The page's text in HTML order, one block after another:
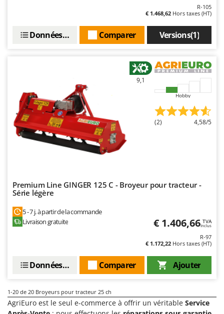
R-105
€ 1.468,62 Hors taxes (HT)
Versions(1)
Comparer
Données techniques
9,1
Hobby
(2) 4,58/5
Premium Line GINGER 125 C - Broyeur pour tracteur -
Série légère
5 - 7 j. à partir de la commande
Livraison gratuite
€ 1.406,66 TVA
Inclus
R-97
€ 1.172,22 Hors taxes (HT)
Ajouter
Comparer
Données techniques
1-20 de 20 Broyeurs pour tracteur 25 ch
AgriEuro est le seul e-commerce à offrir un véritable Service